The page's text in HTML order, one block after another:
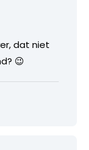
dat niet
😉